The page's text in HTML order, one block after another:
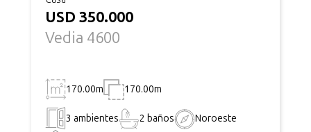
USD 350.000
Vedia 4600
170.00m 170.00m
3 ambientes 2 baños
Noroeste